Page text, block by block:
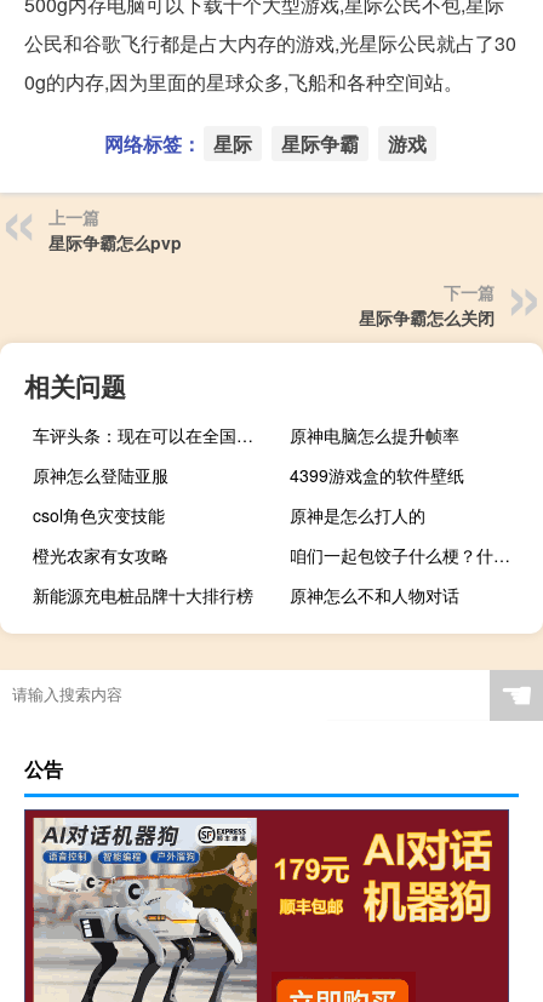
公民和谷歌飞行都是占大内存的游戏,光星际公民就占了30
0g的内存,因为里面的星球众多,飞船和各种空间站。
网络标签： 星际 星际争霸 游戏
上一篇
星际争霸怎么pvp
下一篇
星际争霸怎么关闭
相关问题
车评头条：现在可以在全国的雷诺Pro货车经销商处购买
原神电脑怎么提升帧率
原神怎么登陆亚服
4399游戏盒的软件壁纸
csol角色灾变技能
原神是怎么打人的
橙光农家有女攻略
咱们一起包饺子什么梗？什么梗
新能源充电桩品牌十大排行榜
原神怎么不和人物对话
☚
公告